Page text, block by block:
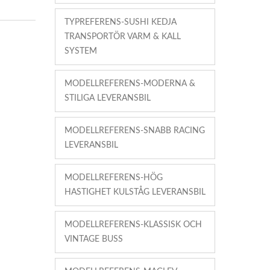
TYPREFERENS-SUSHI KEDJA
TRANSPORTÖR VARM & KALL
SYSTEM
MODELLREFERENS-MODERNA &
STILIGA LEVERANSBIL
MODELLREFERENS-SNABB RACING
LEVERANSBIL
MODELLREFERENS-HÖG
HASTIGHET KULSTÅG LEVERANSBIL
MODELLREFERENS-KLASSISK OCH
VINTAGE BUSS